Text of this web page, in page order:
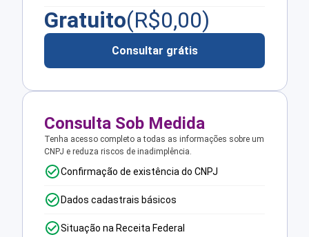
Gratuito(R$0,00)
Consultar grátis
Consulta Sob Medida
Tenha acesso completo a todas as informações sobre um
CNPJ e reduza riscos de inadimplência.
Confirmação de existência do CNPJ
Dados cadastrais básicos
Situação na Receita Federal